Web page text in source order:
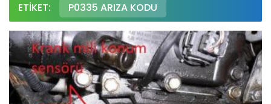
ETIKET: P0335 ARIZA KODU